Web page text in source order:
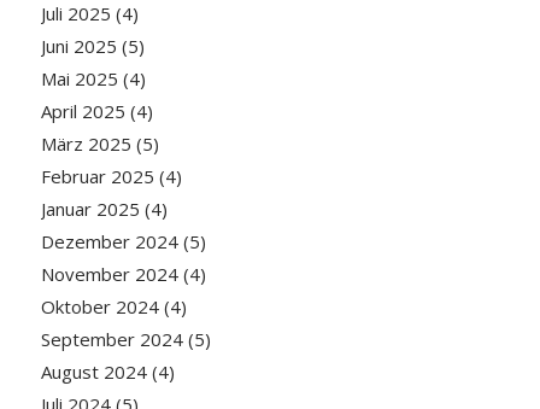
Juli 2025 (4)
Juni 2025 (5)
Mai 2025 (4)
April 2025 (4)
März 2025 (5)
Februar 2025 (4)
Januar 2025 (4)
Dezember 2024(5)
November 2024(4)
Oktober 2024(4)
September 2024(5)
August 2024(4)